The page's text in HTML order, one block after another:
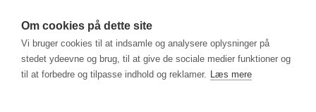
Om cookies på dette site
Vi bruger cookies til at indsamle og analysere oplysninger på
stedet ydeevne og brug, til at give de sociale medier funktioner og
til at forbedre og tilpasse indhold og reklamer. Læs mere